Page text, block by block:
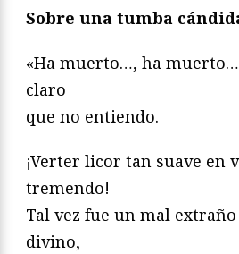
Sobre una tumba
«Ha muerto…, ha
claro
que no entiendo.
¡Verter licor tan suave en
tremendo!
Tal vez fue un mal
divino,